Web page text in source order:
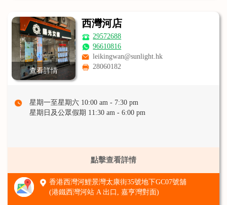
查看詳情
西灣河店
29572688
96610816
leikingwan@sunlight.hk
28060182
星期一至星期六 10:00 am - 7:30 pm
星期日及公眾假期 11:30 am - 6:00 pm
點擊查看詳情
香港西灣河鯉景灣太康街35號地下GC07號舖
(港鐵西灣河站 A 出口, 嘉亨灣對面)